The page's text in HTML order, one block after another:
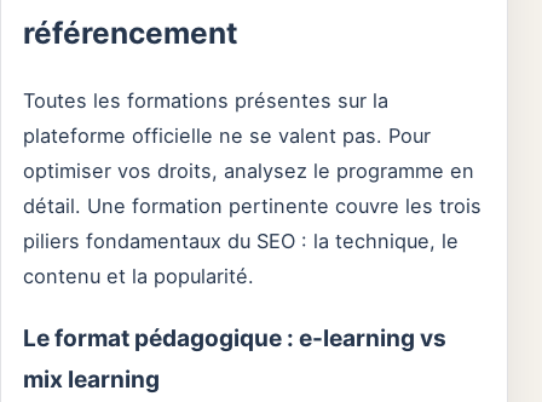
référencement
Toutes les formations présentes sur la
plateforme officielle ne se valent pas. Pour
optimiser vos droits, analysez le programme en
détail. Une formation pertinente couvre les trois
piliers fondamentaux du SEO : la technique, le
contenu et la popularité.
Le format pédagogique : e-learning vs
mix learning